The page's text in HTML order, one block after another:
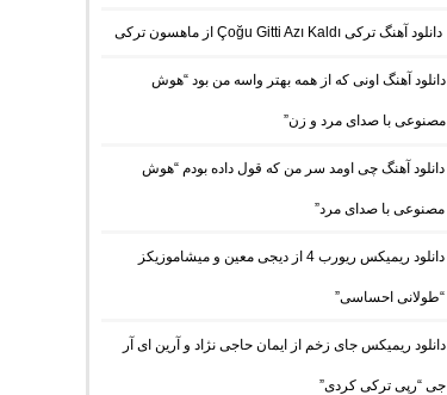
دانلود آهنگ ترکی Çoğu Gitti Azı Kaldı از ماهسون ترکی
دانلود آهنگ اونی که از همه بهتر واسه من بود “هوش
مصنوعی با صدای مرد و زن”
دانلود آهنگ چی اومد سر من که قول داده بودم “هوش
مصنوعی با صدای مرد”
دانلود ریمیکس ریورب 4 از دیجی معین و میشاموزیکز
“طولانی احساسی”
دانلود ریمیکس جای زخم از ایمان حاجی نژاد و آرین ای آر
جی “رپی ترکی کردی”